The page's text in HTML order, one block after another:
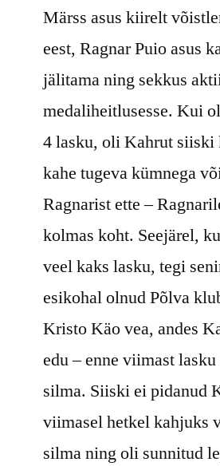
Märss asus kiirelt
eest, Ragnar Puio asus
jälitama ning sekkus
medaliheitlusesse. Kui
4 lasku, oli Kahrut siiski
kahe tugeva kümnega
Ragnarist ette –
kolmas koht. Seejärel,
veel kaks lasku, tegi
esikohal olnud Põlva
Kristo Käo vea, andes
edu – enne viimast
silma. Siiski ei pidanud
viimasel hetkel kahjuks
silma ning oli sunnitud